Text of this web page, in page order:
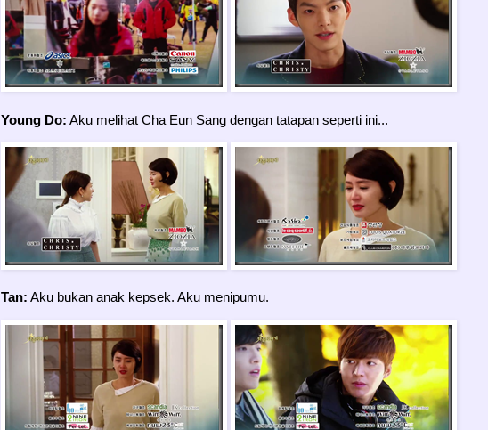
Young Do: Aku melihat Cha Eun Sang dengan tatapan seperti ini...
Tan: Aku bukan anak kepsek. Aku menipumu.